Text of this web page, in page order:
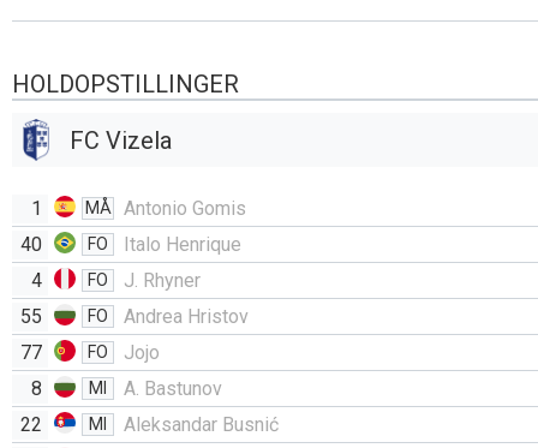
HOLDOPSTILLINGER
FC Vizela
1 MÅ
Antonio Gomis
40
FO
Italo Henrique
4
FO
J. Rhyner
55
FO
Andrea Hristov
77
FO
Jojo
8
MI
A. Bastunov
22
MI
Aleksandar Busnić